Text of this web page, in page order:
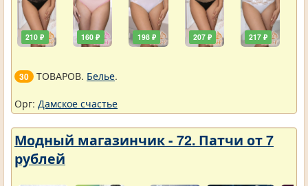
210 ₽ 160 ₽ 198 ₽ 207 ₽ 217 ₽
30 ТОВАРОВ. Белье.
Орг: Дамское счастье
Модный магазинчик - 72. Патчи от 7
рублей